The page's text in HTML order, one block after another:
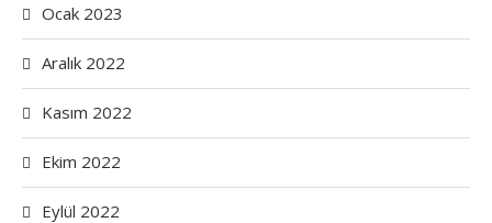
Ocak 2023
Aralık 2022
Kasım 2022
Ekim 2022
Eylül 2022